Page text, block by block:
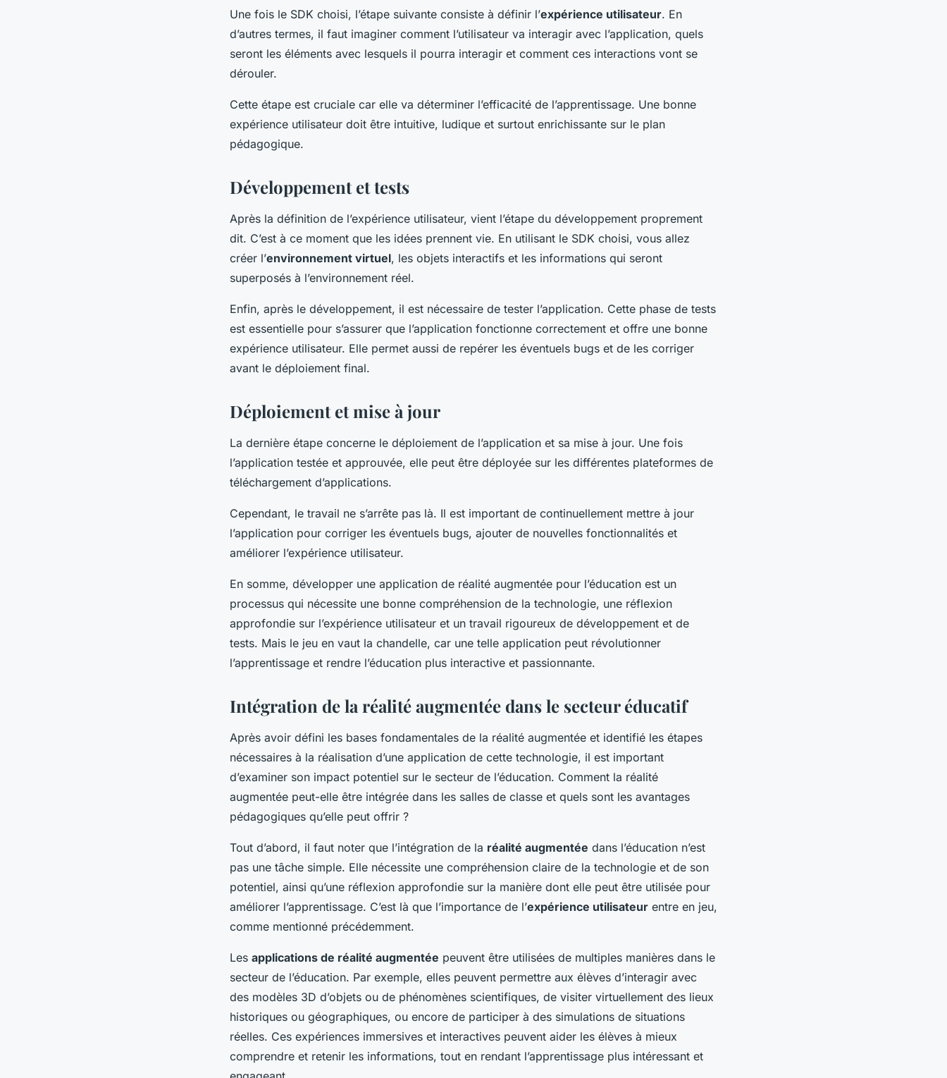
Une fois le SDK choisi, l’étape suivante consiste à définir l’expérience utilisateur. En
d’autres termes, il faut imaginer comment l’utilisateur va interagir avec l’application, quels
seront les éléments avec lesquels il pourra interagir et comment ces interactions vont se
dérouler.
Cette étape est cruciale car elle va déterminer l’efficacité de l’apprentissage. Une bonne
expérience utilisateur doit être intuitive, ludique et surtout enrichissante sur le plan
pédagogique.
Développement et tests
Après la définition de l’expérience utilisateur, vient l’étape du développement proprement
dit. C’est à ce moment que les idées prennent vie. En utilisant le SDK choisi, vous allez
créer l’environnement virtuel, les objets interactifs et les informations qui seront
superposés à l’environnement réel.
Enfin, après le développement, il est nécessaire de tester l’application. Cette phase de tests
est essentielle pour s’assurer que l’application fonctionne correctement et offre une bonne
expérience utilisateur. Elle permet aussi de repérer les éventuels bugs et de les corriger
avant le déploiement final.
Déploiement et mise à jour
La dernière étape concerne le déploiement de l’application et sa mise à jour. Une fois
l’application testée et approuvée, elle peut être déployée sur les différentes plateformes de
téléchargement d’applications.
Cependant, le travail ne s’arrête pas là. Il est important de continuellement mettre à jour
l’application pour corriger les éventuels bugs, ajouter de nouvelles fonctionnalités et
améliorer l’expérience utilisateur.
En somme, développer une application de réalité augmentée pour l’éducation est un
processus qui nécessite une bonne compréhension de la technologie, une réflexion
approfondie sur l’expérience utilisateur et un travail rigoureux de développement et de
tests. Mais le jeu en vaut la chandelle, car une telle application peut révolutionner
l’apprentissage et rendre l’éducation plus interactive et passionnante.
Intégration de la réalité augmentée dans le secteur éducatif
Après avoir défini les bases fondamentales de la réalité augmentée et identifié les étapes
nécessaires à la réalisation d’une application de cette technologie, il est important
d’examiner son impact potentiel sur le secteur de l’éducation. Comment la réalité
augmentée peut-elle être intégrée dans les salles de classe et quels sont les avantages
pédagogiques qu’elle peut offrir ?
Tout d’abord, il faut noter que l’intégration de la réalité augmentée dans l’éducation n’est
pas une tâche simple. Elle nécessite une compréhension claire de la technologie et de son
potentiel, ainsi qu’une réflexion approfondie sur la manière dont elle peut être utilisée pour
améliorer l’apprentissage. C’est là que l’importance de l’expérience utilisateur entre en jeu,
comme mentionné précédemment.
Les applications de réalité augmentée peuvent être utilisées de multiples manières dans le
secteur de l’éducation. Par exemple, elles peuvent permettre aux élèves d’interagir avec
des modèles 3D d’objets ou de phénomènes scientifiques, de visiter virtuellement des lieux
historiques ou géographiques, ou encore de participer à des simulations de situations
réelles. Ces expériences immersives et interactives peuvent aider les élèves à mieux
comprendre et retenir les informations, tout en rendant l’apprentissage plus intéressant et